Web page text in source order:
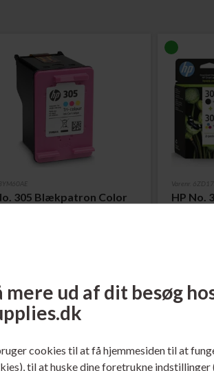
mere ud af dit besøg
cookies til at få hjemmesiden til at
til at huske dine foretrukne indstillinger
305 Blækpatron Color
103,00 DKK
Varenr.
HP No.